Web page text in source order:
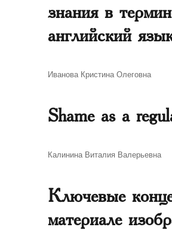
знания в
английский
Автор
Иванова Кристина Олеговна
Shame as a
Автор
Калинина Виталия Валерьевна
Ключевые
материале